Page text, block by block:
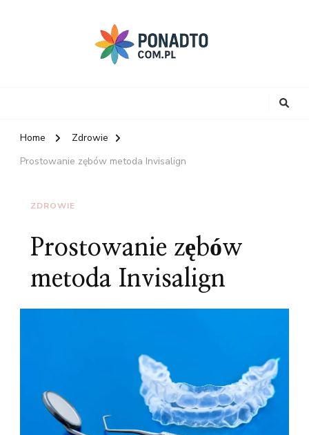
Home
Zdrowie
Prostowanie zębów metoda Invisalign
ZDROWIE
Prostowanie zębów
metoda Invisalign